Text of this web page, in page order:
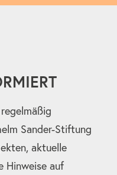
Sander-Stiftung
aktuelle
Hinweise auf